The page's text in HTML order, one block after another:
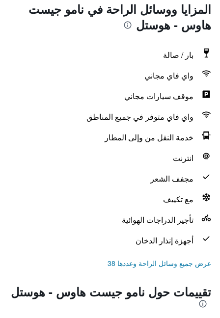
المزايا ووسائل الراحة في نامو جيست
هاوس - هوستل
بار / صالة
واي فاي مجاني
موقف سيارات مجاني
واي فاي متوفر في جميع المناطق
خدمة النقل من وإلى المطار
انترنت
مجفف الشعر
مع تكييف
تأجير الدراجات الهوائية
أجهزة إنذار الدخان
عرض جميع وسائل الراحة وعددها 38
تقييمات حول نامو جيست هاوس - هوستل